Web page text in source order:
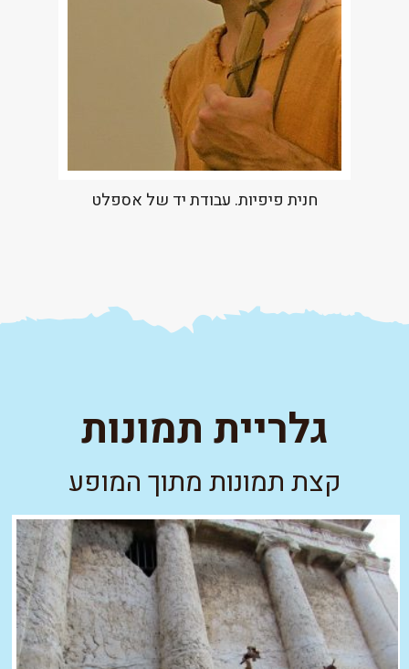
חנית פיפיות. עבודת יד של אספלט
גלריית תמונות
קצת תמונות מתוך המופע